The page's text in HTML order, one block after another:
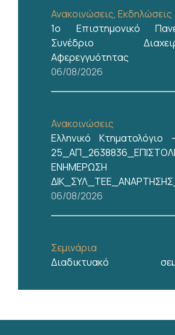
Ανακοινώσεις,Εκδηλώσεις
1ο Επιστημονικό
Συνέδριο
Αφερεγγυότητας
06/08/2026
Ανακοινώσεις
Ελληνικό
ΕΝΗΜΕΡΩΣΗ
06/08/2026
Σεμινάρια
Διαδικτυακό
δεσμευτικός τρόπος
05/08/2026